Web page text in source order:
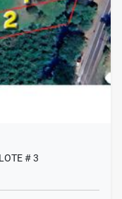
# 3